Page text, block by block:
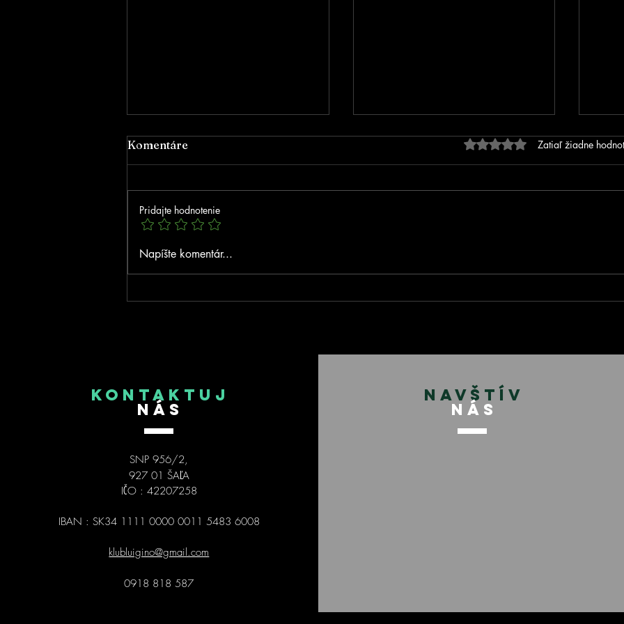
Poďakovanie za podporu
Komentáre Hodnotenie 0 z 5
Zatiaľ žiadne
Pridajte hodnotenie
Napíšte komentár...
KONTAKTUJ
NÁS
SNP 956/2,
927 01 ŠAĽA
IČO : 42207258
IBAN : SK34 1111 0000 0011 5483 6008
klubluigino@gmail.com
0918 818 587
NAVŠTÍV
NÁS